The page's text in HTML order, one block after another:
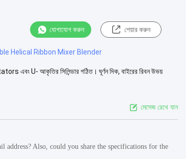
যোগাযোগ করুন শেয়ার করুন
Helical Ribbon Mixer Blender
এবং U- আকৃতির সিলিন্ডার গঠিত। ঘূর্ণন দিক, বাইরের রিবন উভয়
মেসেজ রেখে যান
Also, could you share the specifications for the